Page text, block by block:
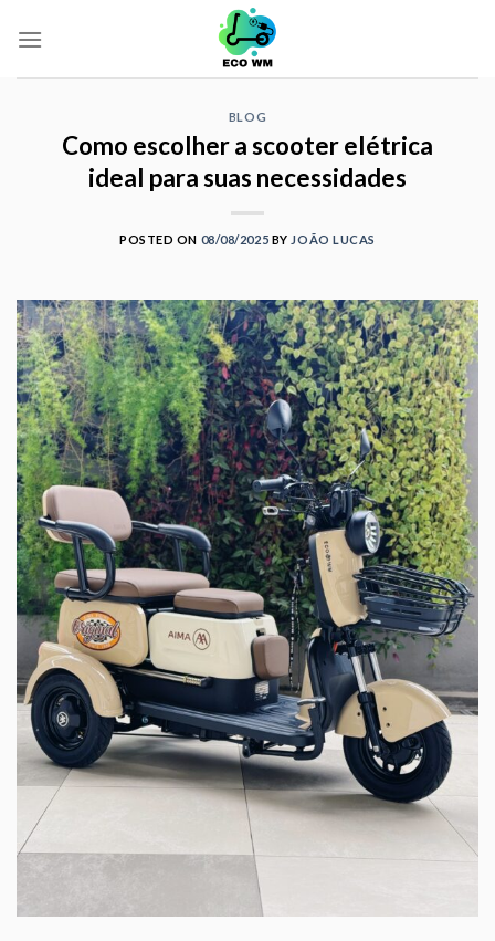
BLOG
Como escolher a scooter elétrica
ideal para suas necessidades
POSTED ON 08/08/2025 BY JOÃO LUCAS